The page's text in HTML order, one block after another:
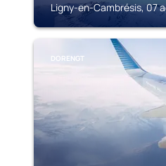
Ligny-en-Cambrésis, 07
DORENGT